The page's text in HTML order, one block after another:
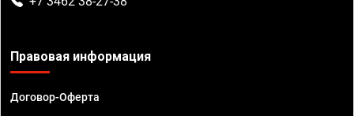
Правовая информация
Договор-Оферта